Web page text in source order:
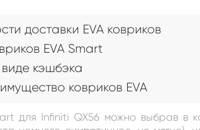
доставки EVA ковриков
EVA Smart
виде кэшбэка
ковриков EVA
для Infiniti QX56 можно выбрав в